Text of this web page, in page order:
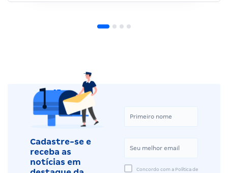
Cadastre-se e
receba as
notícias em
Concordo com a Política de